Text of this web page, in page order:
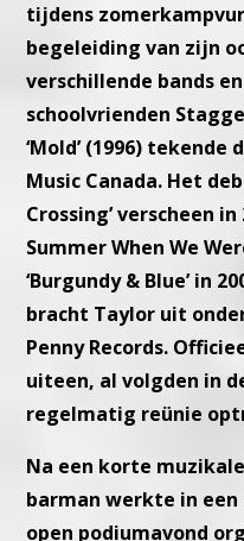
tijdens
begeleiding van zijn
verschillende bands
schoolvrienden
‘Mold’ (1996) tekende
Music Canada. Het
Crossing’ verscheen
Summer When We
‘Burgundy & Blue’ in
bracht Taylor uit
Penny Records.
uiteen, al volgden in
regelmatig reünie
Na een korte
barman werkte in een
open podiumavond